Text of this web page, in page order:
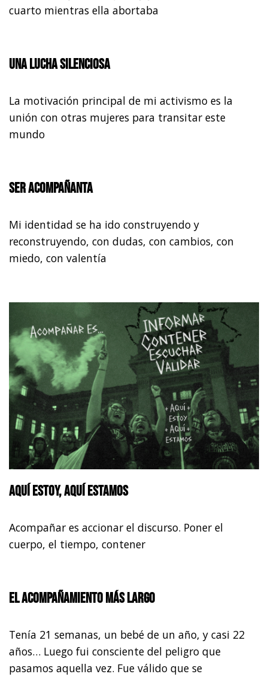
cuarto mientras ella abortaba
Una lucha silenciosa
La motivación principal de mi activismo es la
unión con otras mujeres para transitar este
mundo
Ser acompañanta
Mi identidad se ha ido construyendo y
reconstruyendo, con dudas, con cambios, con
miedo, con valentía
Aquí estoy, aquí estamos
Acompañar es accionar el discurso. Poner el
cuerpo, el tiempo, contener
El acompañamiento más largo
Tenía 21 semanas, un bebé de un año, y casi 22
años… Luego fui consciente del peligro que
pasamos aquella vez. Fue válido que se